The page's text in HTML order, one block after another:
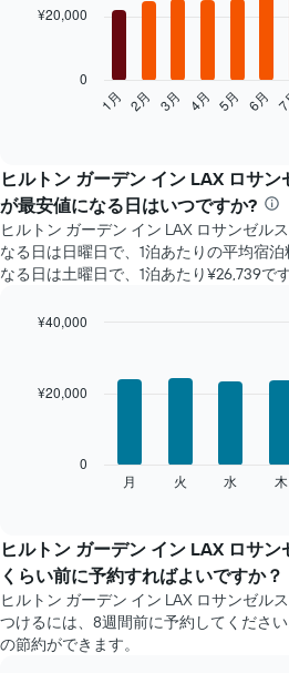
with
月
ご
と
の
客
室
平
金
を
表
の
X
軸
1​
本
1月 2月 3月 4月 5月 6月
0
¥20,000
ヒルトン ガーデン イン LAX ロサ
が最安値になる日はいつですか?
ヒルトン ガーデン イン LAX ロサンゼル
なる日は日曜日で、1泊あたりの平均宿
なる日は土曜日で、1泊あたり¥26,739です
ー
ト
は、
曜
日
ご
月 火 水 木
0
¥20,000
¥40,000
ヒルトン ガーデン イン LAX ロサ
くらい前に予約すればよいですか？
ヒルトン ガーデン イン LAX ロサンゼル
つけるには、8週間前に予約してくださ
の節約ができます。